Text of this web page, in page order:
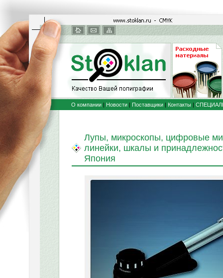
О компании | Новости | Поставщики | Контакты |
Лупы, микроскопы, цифровые
линейки, шкалы и
Япония